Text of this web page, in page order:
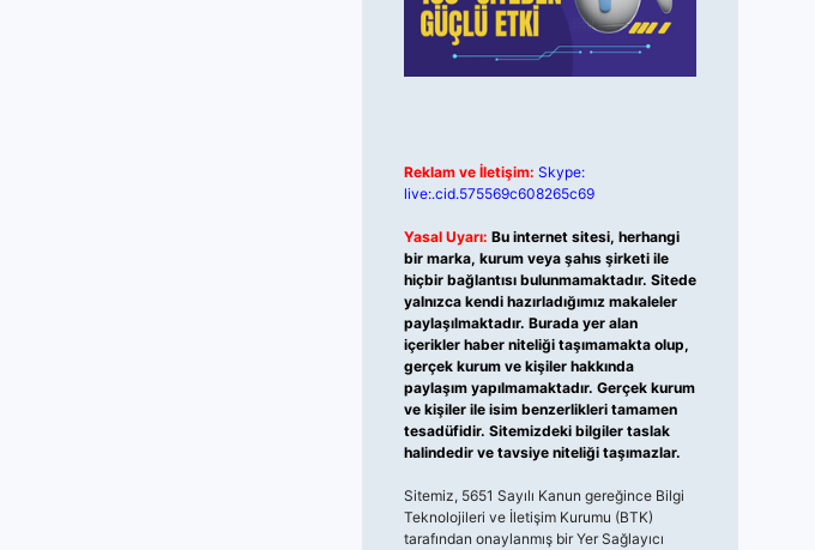
Reklam ve İletişim: Skype:
live:.cid.575569c608265c69
Yasal Uyarı: Bu internet sitesi, herhangi
bir marka, kurum veya şahıs şirketi ile
hiçbir bağlantısı bulunmamaktadır. Sitede
yalnızca kendi hazırladığımız makaleler
paylaşılmaktadır. Burada yer alan
içerikler haber niteliği taşımamakta olup,
gerçek kurum ve kişiler hakkında
paylaşım yapılmamaktadır. Gerçek kurum
ve kişiler ile isim benzerlikleri tamamen
tesadüfidir. Sitemizdeki bilgiler taslak
halindedir ve tavsiye niteliği taşımazlar.
Sitemiz, 5651 Sayılı Kanun gereğince Bilgi
Teknolojileri ve İletişim Kurumu (BTK)
tarafından onaylanmış bir Yer Sağlayıcı